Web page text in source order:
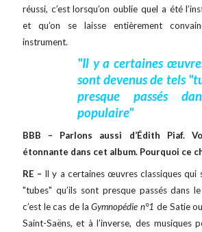
réussi, c’est lorsqu’on oublie quel a été
et qu’on se laisse entièrement
instrument.
"Il y a certaines
sont devenus de tels
presque passés
populaire"
BBB – Parlons aussi d’Édith Piaf.
étonnante dans cet album. Pourquoi ce
RE – Il y a certaines œuvres classiques qui
"tubes" qu’ils sont presque passés dans
c’est le cas de laGymnopédie n°1 de Satie
Saint-Saëns, et à l’inverse, des musiques